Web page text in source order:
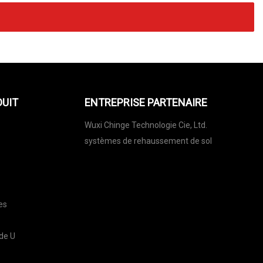
U
ENTREPRISE PARTENAIRE
Wuxi Chinge Technologie Cie, Ltd.
systèmes de rehaussement de sol